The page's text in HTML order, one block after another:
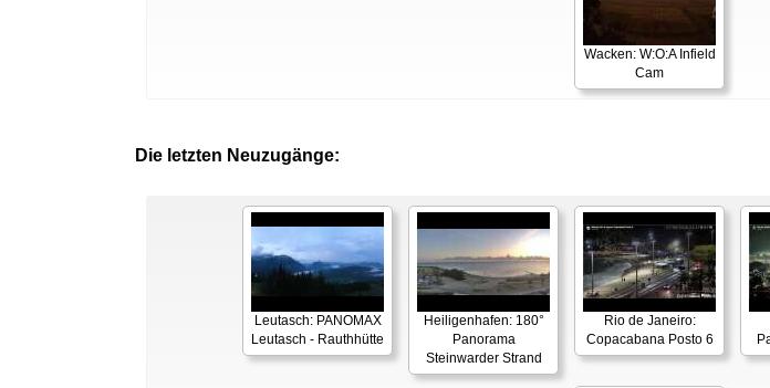
Wacken: W:O:A Infield
Cam
Die letzten Neuzugänge:
Leutasch: PANOMAX
Leutasch - Rauthhütte
Heiligenhafen: 180°
Panorama
Steinwarder Strand
Rio de Janeiro:
Copacabana Posto 6